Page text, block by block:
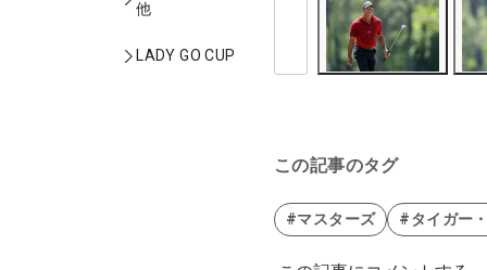
他
LADY GO CUP
この記事のタグ
#マスターズ #タイガー